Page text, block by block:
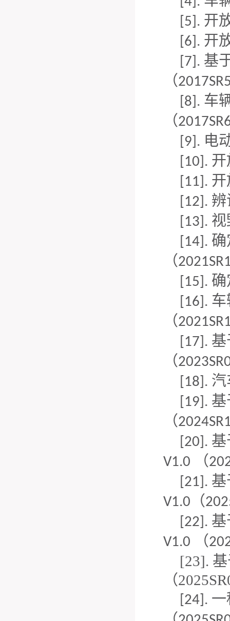
[5]. 开
[6]. 开
[7]. 基
（
[8]. 车
（
[9]. 电
[10].
[11].
[12].
[13]. 视
[14].
（
[15].
[16].
（
[17]. 基
（
[18]. 汽
[19]. 基
（
[20]. 基
V1.0 （
[21]. 基
V1.0 （
[22]. 基
V1.0 （
[23].
（
[24]. 一